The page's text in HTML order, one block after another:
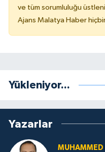
ve tüm sorumluluğu
Ajans Malatya Haber
Yükleniyor...
Yazarlar
MUHAMMED